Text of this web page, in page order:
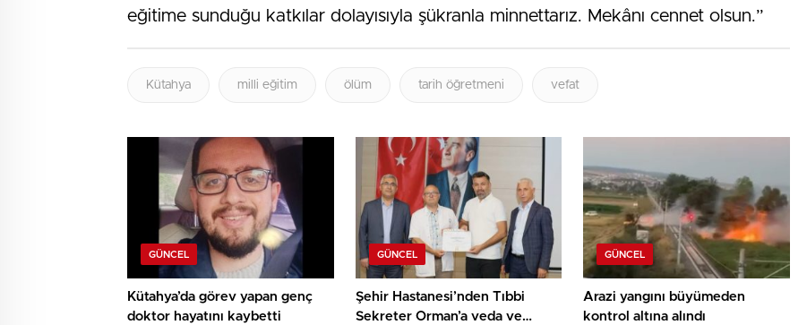
eğitime sunduğu katkılar dolayısıyla şükranla minnettarız. Mekânı cennet olsun.”
Kütahya milli eğitim ölüm tarih öğretmeni vefat
GÜNCEL
Kütahya’da görev yapan genç
doktor hayatını kaybetti
GÜNCEL
Şehir Hastanesi’nden Tıbbi
Sekreter Orman’a veda ve
GÜNCEL
Arazi yangını büyümeden
kontrol altına alındı